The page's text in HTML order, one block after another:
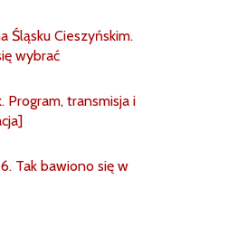
Śląsku Cieszyńskim.
wybrać
transmisja i
Tak bawiono się w